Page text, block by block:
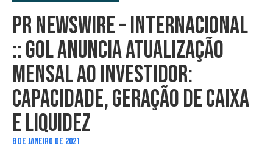
PR NEWSWIRE – INTERNACIONAL
:: GOL ANUNCIA ATUALIZAÇÃO
MENSAL AO INVESTIDOR:
CAPACIDADE, GERAÇÃO DE CAIXA
E LIQUIDEZ
8 DE JANEIRO DE 2021